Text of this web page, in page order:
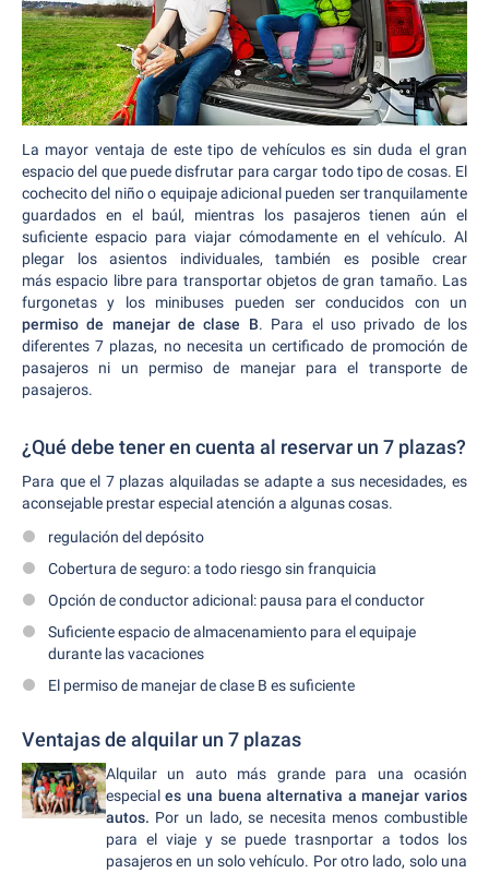
La mayor ventaja de este tipo de vehículos es sin duda el gran
espacio del que puede disfrutar para cargar todo tipo de cosas. El
cochecito del niño o equipaje adicional pueden ser tranquilamente
guardados en el baúl, mientras los pasajeros tienen aún el
suficiente espacio para viajar cómodamente en el vehículo. Al
plegar los asientos individuales, también es posible crear
más espacio libre para transportar objetos de gran tamaño. Las
furgonetas y los minibuses pueden ser conducidos con un
permiso de manejar de clase B. Para el uso privado de los
diferentes 7 plazas, no necesita un certificado de promoción de
pasajeros ni un permiso de manejar para el transporte de
pasajeros.
¿Qué debe tener en cuenta al reservar un 7 plazas?
Para que el 7 plazas alquiladas se adapte a sus necesidades, es
aconsejable prestar especial atención a algunas cosas.
regulación del depósito
Cobertura de seguro: a todo riesgo sin franquicia
Opción de conductor adicional: pausa para el conductor
Suficiente espacio de almacenamiento para el equipaje
durante las vacaciones
El permiso de manejar de clase B es suficiente
Ventajas de alquilar un 7 plazas
Alquilar un auto más grande para una ocasión
especiales una buena alternativa a manejar varios
autos. Por un lado, se necesita menos combustible
para el viaje y se puede trasnportar a todos los
pasajeros en un solo vehículo. Por otro lado, solo una